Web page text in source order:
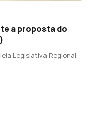
a proposta do
Legislativa Regional,